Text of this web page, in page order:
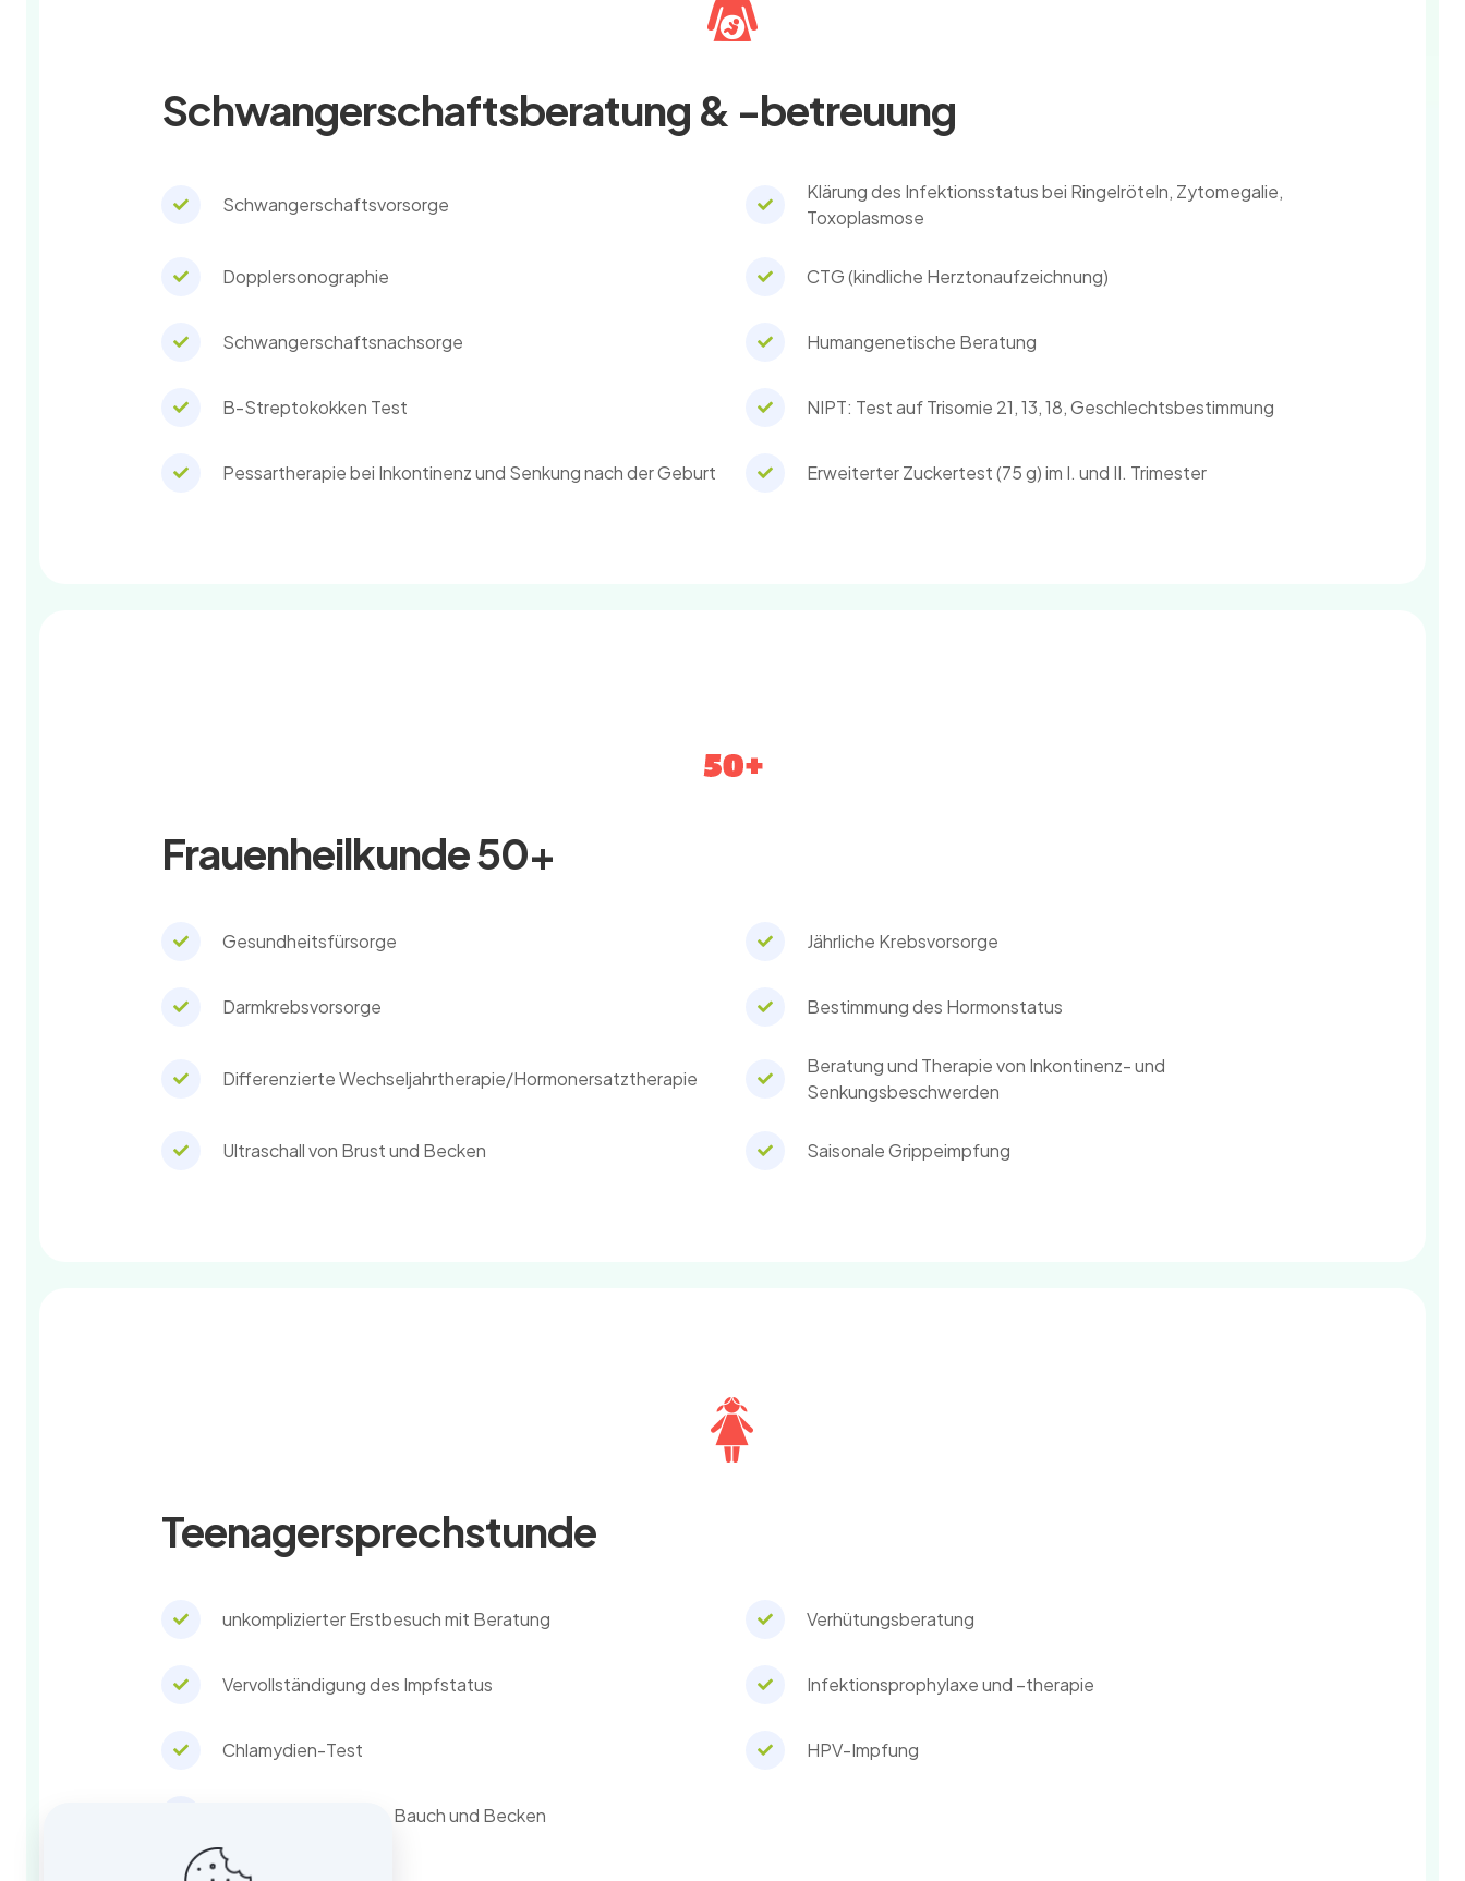
Schwangerschaftsberatung & -betreuung
Schwangerschaftsvorsorge
Klärung des Infektionsstatus bei Ringelröteln, Zytomegalie,
Toxoplasmose
Dopplersonographie CTG (kindliche Herztonaufzeichnung)
Schwangerschaftsnachsorge Humangenetische Beratung
B-Streptokokken Test NIPT: Test auf Trisomie 21, 13, 18, Geschlechtsbestimmung
Pessartherapie bei Inkontinenz und Senkung nach der Geburt Erweiterter Zuckertest (75 g) im I. und II. Trimester
Frauenheilkunde 50+
Gesundheitsfürsorge Jährliche Krebsvorsorge
Darmkrebsvorsorge Bestimmung des Hormonstatus
Differenzierte Wechseljahrtherapie/Hormonersatztherapie
Beratung und Therapie von Inkontinenz- und
Senkungsbeschwerden
Ultraschall von Brust und Becken Saisonale Grippeimpfung
Teenagersprechstunde
unkomplizierter Erstbesuch mit Beratung Verhütungsberatung
Vervollständigung des Impfstatus Infektionsprophylaxe und –therapie
Chlamydien-Test HPV-Impfung
Ultraschall von Brust, Bauch und Becken